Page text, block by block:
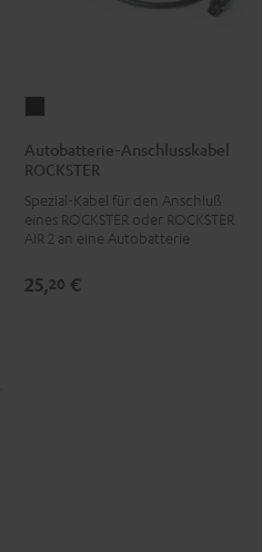
ROCKSTER
Autobatterie-Anschlusskabel
ROCKSTER
Spezial-Kabel für den Anschluß
eines ROCKSTER oder ROCKSTER
AIR 2 an eine Autobatterie
25,20 €